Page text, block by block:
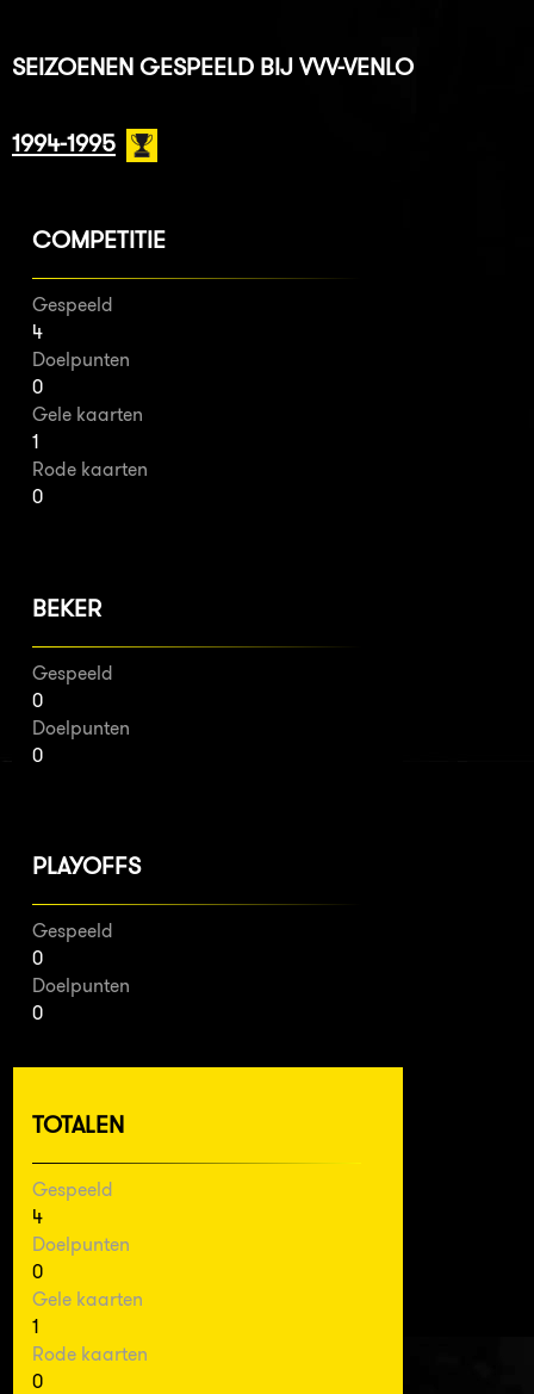
SEIZOENEN GESPEELD BIJ VVV-VENLO
1994-1995
COMPETITIE
Gespeeld
4
Doelpunten
0
Gele kaarten
1
Rode kaarten
0
BEKER
Gespeeld
0
Doelpunten
0
PLAYOFFS
Gespeeld
0
Doelpunten
0
TOTALEN
Gespeeld
4
Doelpunten
0
Gele kaarten
1
Rode kaarten
0